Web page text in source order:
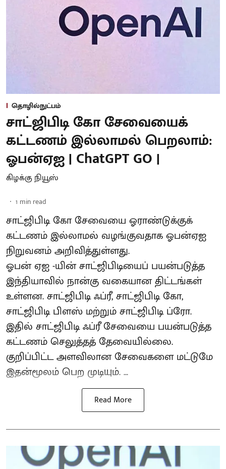
தொழில்நுட்பம்
சாட்ஜிபிடி கோ சேவையைக்
கட்டணம் இல்லாமல் பெறலாம்:
ஓபன்ஏஐ | ChatGPT GO |
கிழக்கு நியூஸ்
1 min read
சாட்ஜிபிடி கோ சேவையை ஓராண்டுக்குக்
கட்டணம் இல்லாமல் வழங்குவதாக ஓபன்ஏஐ
நிறுவனம் அறிவித்துள்ளது.
ஓபன் ஏஐ -யின் சாட்ஜிபிடியைப் பயன்படுத்த
இந்தியாவில் நான்கு வகையான திட்டங்கள்
உள்ளன. சாட்ஜிபிடி ஃப்ரீ, சாட்ஜிபிடி கோ,
சாட்ஜிபிடி பிளஸ் மற்றும் சாட்ஜிபிடி ப்ரோ.
இதில் சாட்ஜிபிடி ஃப்ரீ சேவையை பயன்படுத்த
கட்டணம் செலுத்தத் தேவையில்லை.
குறிப்பிட்ட அளவிலான சேவைகளை மட்டுமே
இதன்மூலம் பெற முடியும். ...
Read More